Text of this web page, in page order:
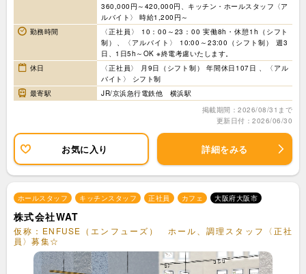
360,000円～420,000円、キッチン・ホールスタッフ〈ア
ルバイト〉 時給1,200円～
勤務時間
〈正社員〉 10：00～23：00 実働8h・休憩1h（シフト
制）、〈アルバイト〉 10:00～23:00（シフト制） 週3
日、1日5h～OK ※終電考慮いたします。
休日
〈正社員〉 月9日（シフト制） 年間休日107日 、〈アル
バイト〉 シフト制
最寄駅
JR/京浜急行電鉄他 横浜駅
掲載期間：2026/08/31まで
更新日付：2026/06/30
お気に入り 詳細をみる
ホールスタッフ キッチンスタッフ 正社員 カフェ 大阪府大阪市
株式会社WAT
仮称：ENFUSE（エンフューズ） ホール、調理スタッフ〈正社
員〉募集☆